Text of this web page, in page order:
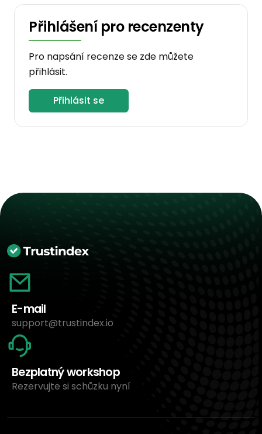
Přihlášení pro recenzenty
Pro napsání recenze se zde můžete
přihlásit.
Přihlásit se
E-mail
support@trustindex.io
Bezplatný workshop
Rezervujte si schůzku nyní